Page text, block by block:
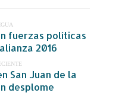
fuerzas políticas
2016
San Juan de la
desplome